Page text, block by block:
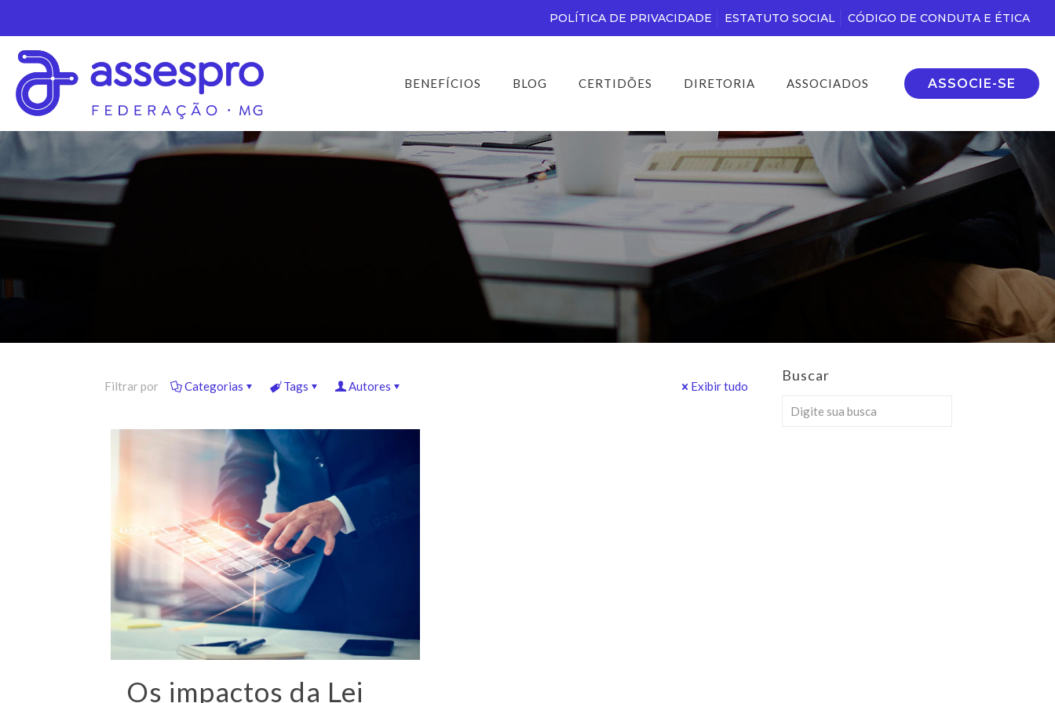
POLÍTICA DE PRIVACIDADE ESTATUTO SOCIAL CÓDIGO DE CONDUTA E ÉTICA
BENEFÍCIOS BLOG CERTIDÕES DIRETORIA ASSOCIADOS ASSOCIE-SE
Filtrar por Categorias Tags Autores Exibir tudo
Os impactos da Lei
Buscar